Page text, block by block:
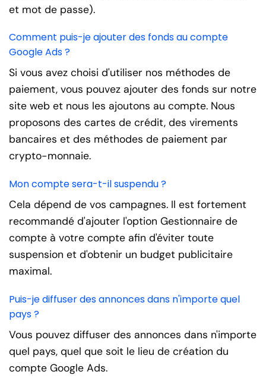
et mot de passe).
Comment puis-je ajouter des fonds au compte
Google Ads ?
Si vous avez choisi d'utiliser nos méthodes de
paiement, vous pouvez ajouter des fonds sur notre
site web et nous les ajoutons au compte. Nous
proposons des cartes de crédit, des virements
bancaires et des méthodes de paiement par
crypto-monnaie.
Mon compte sera-t-il suspendu ?
Cela dépend de vos campagnes. Il est fortement
recommandé d'ajouter l'option Gestionnaire de
compte à votre compte afin d'éviter toute
suspension et d'obtenir un budget publicitaire
maximal.
Puis-je diffuser des annonces dans n'importe quel
pays ?
Vous pouvez diffuser des annonces dans n'importe
quel pays, quel que soit le lieu de création du
compte Google Ads.